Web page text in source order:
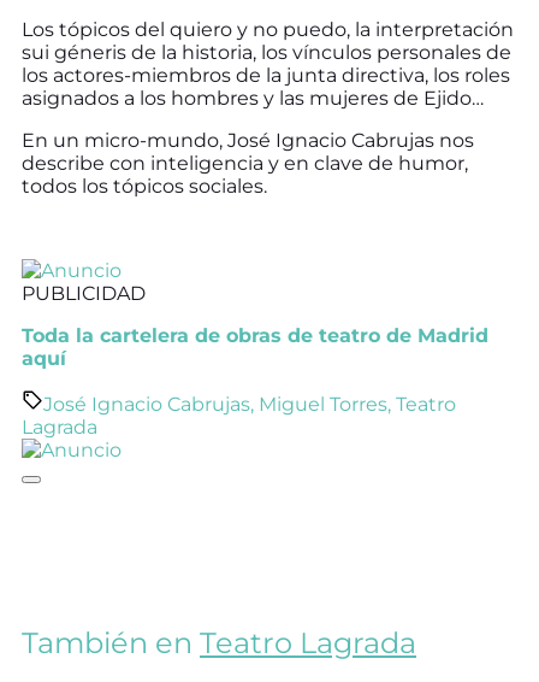
Los tópicos del quiero y no puedo, la interpretación
sui géneris de la historia, los vínculos personales de
los actores-miembros de la junta directiva, los roles
asignados a los hombres y las mujeres de Ejido…
En un micro-mundo, José Ignacio Cabrujas nos
describe con inteligencia y en clave de humor,
todos los tópicos sociales.
PUBLICIDAD
Toda la cartelera de obras de teatro de Madrid
aquí
José Ignacio Cabrujas, Miguel Torres, Teatro
Lagrada
También en Teatro Lagrada